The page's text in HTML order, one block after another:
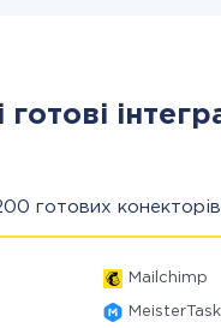
готові
готових
Mailchimp
MeisterTask